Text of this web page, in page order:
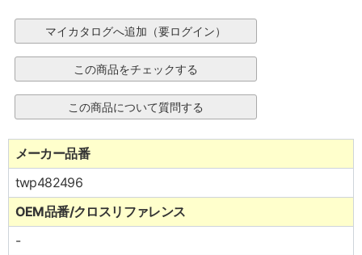
メーカー品番
twp482496
OEM品番/クロスリファレンス
-